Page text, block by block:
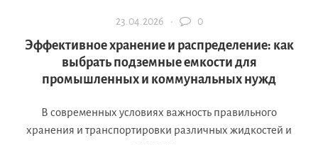
23.04.2026 · 0
Эффективное хранение и распределение: как
выбрать подземные емкости для
промышленных и коммунальных нужд
В современных условиях важность правильного
хранения и транспортировки различных жидкостей и